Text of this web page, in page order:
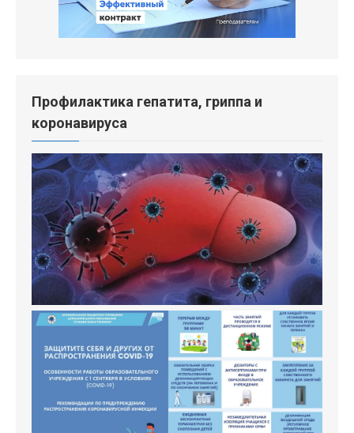
Профилактика гепатита, гриппа и
коронавируса